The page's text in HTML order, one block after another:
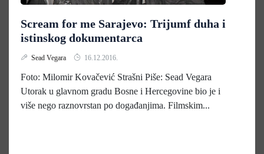
Scream for me Sarajevo: Trijumf duha i
istinskog dokumentarca
Sead Vegara 16.12.2016.
Foto: Milomir Kovačević Strašni Piše: Sead Vegara
Utorak u glavnom gradu Bosne i Hercegovine bio je i
više nego raznovrstan po događanjima. Filmskim...